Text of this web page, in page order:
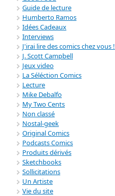
Guide de lecture
Humberto Ramos
Idées Cadeaux
Interviews
J'irai lire des comics chez vous !
J. Scott Campbell
Jeux video
La Séléction Comics
Lecture
Mike Debalfo
My Two Cents
Non classé
Nostal-geek
Original Comics
Podcasts Comics
Produits dérivés
Sketchbooks
Sollicitations
Un Artiste
Vie du site